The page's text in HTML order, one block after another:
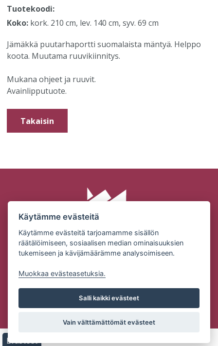
Tuotekoodi:
Koko: kork. 210 cm, lev. 140 cm, syv. 69 cm
Jämäkkä puutarhaportti suomalaista mäntyä. Helppo
koota. Muutama ruuvikiinnitys.
Mukana ohjeet ja ruuvit.
Avainlipputuote.
Takaisin
32210 LOIMAA
Puh: (02) 76 83101 | Email:
ville.alanen@miljoorakennus.fi
Copyright Suomen Miljöörakennus Oy | Palvelun toteutus:
Evästeet
Käytämme evästeitä
Käytämme evästeitä tarjoamamme sisällön
räätälöimiseen, sosiaalisen median ominaisuuksien
tukemiseen ja kävijämäärämme analysoimiseen.
Muokkaa evästeasetuksia.
Salli kaikki evästeet
Vain välttämättömät evästeet